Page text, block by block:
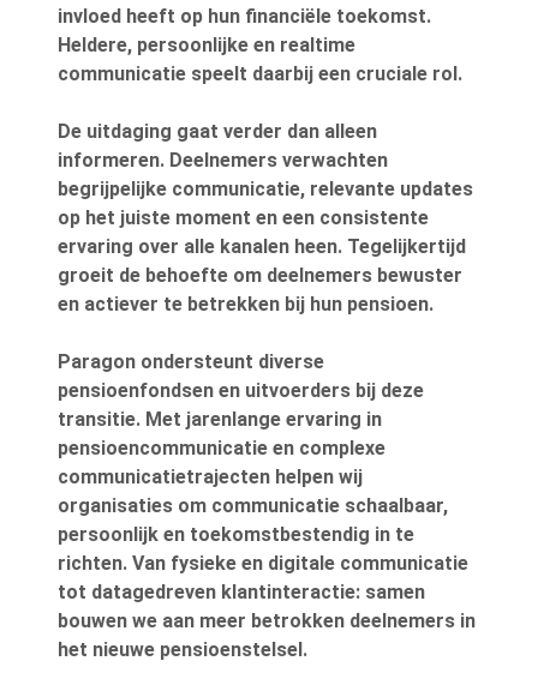
invloed heeft op hun financiële toekomst.
Heldere, persoonlijke en realtime
communicatie speelt daarbij een cruciale rol.
De uitdaging gaat verder dan alleen
informeren. Deelnemers verwachten
begrijpelijke communicatie, relevante updates
op het juiste moment en een consistente
ervaring over alle kanalen heen. Tegelijkertijd
groeit de behoefte om deelnemers bewuster
en actiever te betrekken bij hun pensioen.
Paragon ondersteunt diverse
pensioenfondsen en uitvoerders bij deze
transitie. Met jarenlange ervaring in
pensioencommunicatie en complexe
communicatietrajecten helpen wij
organisaties om communicatie schaalbaar,
persoonlijk en toekomstbestendig in te
richten. Van fysieke en digitale communicatie
tot datagedreven klantinteractie: samen
bouwen we aan meer betrokken deelnemers in
het nieuwe pensioenstelsel.